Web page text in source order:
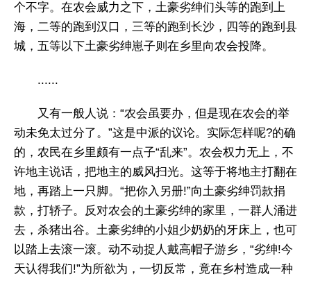
个不字。在农会威力之下，土豪劣绅们头等的跑到上
海，二等的跑到汉口，三等的跑到长沙，四等的跑到县
城，五等以下土豪劣绅崽子则在乡里向农会投降。
......
又有一般人说：“农会虽要办，但是现在农会的举
动未免太过分了。”这是中派的议论。实际怎样呢?的确
的，农民在乡里颇有一点子“乱来”。农会权力无上，不
许地主说话，把地主的威风扫光。这等于将地主打翻在
地，再踏上一只脚。“把你入另册!”向土豪劣绅罚款捐
款，打轿子。反对农会的土豪劣绅的家里，一群人涌进
去，杀猪出谷。土豪劣绅的小姐少奶奶的牙床上，也可
以踏上去滚一滚。动不动捉人戴高帽子游乡，“劣绅!今
天认得我们!”为所欲为，一切反常，竟在乡村造成一种